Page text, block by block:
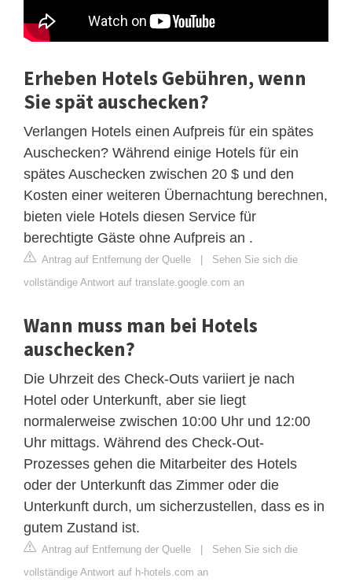
Erheben Hotels Gebühren, wenn
Sie spät auschecken?
Verlangen Hotels einen Aufpreis für ein spätes
Auschecken? Während einige Hotels für ein
spätes Auschecken zwischen 20 $ und den
Kosten einer weiteren Übernachtung berechnen,
bieten viele Hotels diesen Service für
berechtigte Gäste ohne Aufpreis an .
Antrag auf Entfernung der Quelle | Sehen Sie sich die
vollständige Antwort auf translate.google.com an
Wann muss man bei Hotels
auschecken?
Die Uhrzeit des Check-Outs variiert je nach
Hotel oder Unterkunft, aber sie liegt
normalerweise zwischen 10:00 Uhr und 12:00
Uhr mittags. Während des Check-Out-
Prozesses gehen die Mitarbeiter des Hotels
oder der Unterkunft das Zimmer oder die
Unterkunft durch, um sicherzustellen, dass es in
gutem Zustand ist.
Antrag auf Entfernung der Quelle | Sehen Sie sich die
vollständige Antwort auf h-hotels.com an